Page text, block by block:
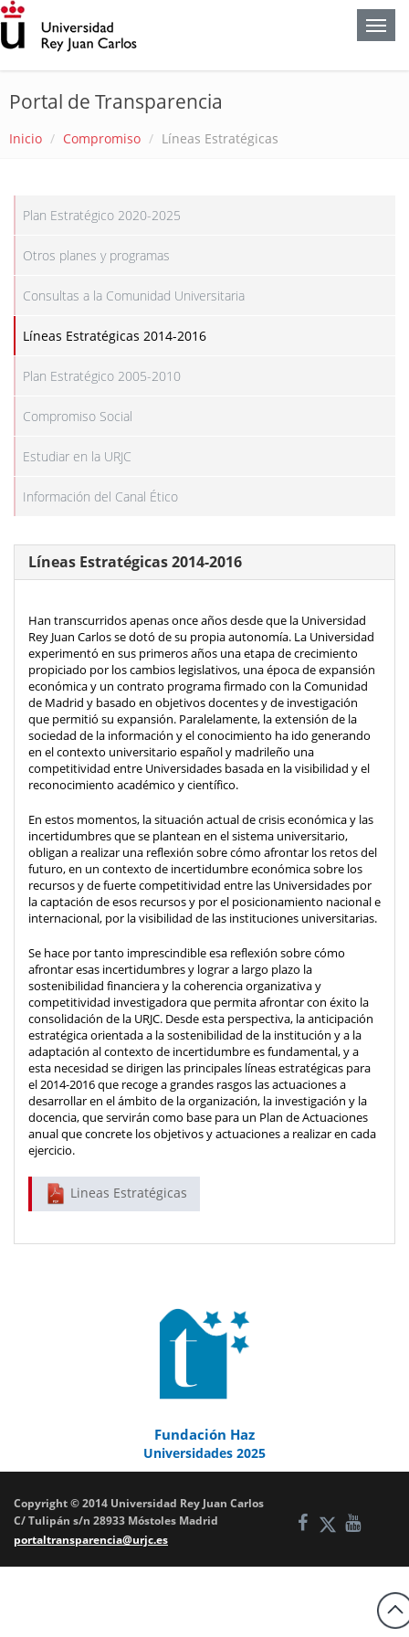
Portal de Transparencia
Inicio Compromiso Líneas Estratégicas
Plan Estratégico 2020-2025
Otros planes y programas
Consultas a la Comunidad Universitaria
Líneas Estratégicas 2014-2016
Plan Estratégico 2005-2010
Compromiso Social
Estudiar en la URJC
Información del Canal Ético
Líneas Estratégicas 2014-2016
Han transcurridos apenas once años desde que la Universidad
Rey Juan Carlos se dotó de su propia autonomía. La Universidad
experimentó en sus primeros años una etapa de crecimiento
propiciado por los cambios legislativos, una época de expansión
económica y un contrato programa firmado con la Comunidad
de Madrid y basado en objetivos docentes y de investigación
que permitió su expansión. Paralelamente, la extensión de la
sociedad de la información y el conocimiento ha ido generando
en el contexto universitario español y madrileño una
competitividad entre Universidades basada en la visibilidad y el
reconocimiento académico y científico.
En estos momentos, la situación actual de crisis económica y las
incertidumbres que se plantean en el sistema universitario,
obligan a realizar una reflexión sobre cómo afrontar los retos del
futuro, en un contexto de incertidumbre económica sobre los
recursos y de fuerte competitividad entre las Universidades por
la captación de esos recursos y por el posicionamiento nacional e
internacional, por la visibilidad de las instituciones universitarias.
Se hace por tanto imprescindible esa reflexión sobre cómo
afrontar esas incertidumbres y lograr a largo plazo la
sostenibilidad financiera y la coherencia organizativa y
competitividad investigadora que permita afrontar con éxito la
consolidación de la URJC. Desde esta perspectiva, la anticipación
estratégica orientada a la sostenibilidad de la institución y a la
adaptación al contexto de incertidumbre es fundamental, y a
esta necesidad se dirigen las principales líneas estratégicas para
el 2014-2016 que recoge a grandes rasgos las actuaciones a
desarrollar en el ámbito de la organización, la investigación y la
docencia, que servirán como base para un Plan de Actuaciones
anual que concrete los objetivos y actuaciones a realizar en cada
ejercicio.
Lineas Estratégicas
Fundación Haz
Universidades 2025
Copyright © 2014 Universidad Rey Juan Carlos
C/ Tulipán s/n 28933 Móstoles Madrid
portaltransparencia@urjc.es